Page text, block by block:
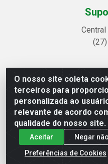
O nosso site coleta
terceiros para
personalizada ao
relevante de acordo
qualidade do nosso site.
Aceitar
Negar
Preferências de Cookies
Linhavix Distribuidora
Quadra314 Lote 05 e
29.901-605 -